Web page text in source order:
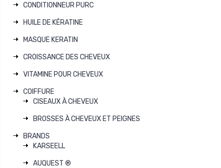
CONDITIONNEUR PURC
HUILE DE KÉRATINE
MASQUE KERATIN
CROISSANCE DES CHEVEUX
VITAMINE POUR CHEVEUX
COIFFURE
CISEAUX À CHEVEUX
BROSSES À CHEVEUX ET PEIGNES
BRANDS
KARSEELL
AUQUEST ®